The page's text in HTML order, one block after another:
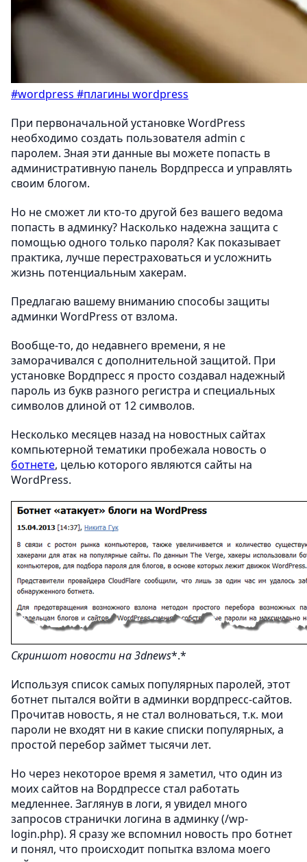
#wordpress #плагины wordpress
При первоначальной установке WordPress
необходимо создать пользователя admin с
паролем. Зная эти данные вы можете попасть в
административную панель Вордпресса и управлять
своим блогом.
Но не сможет ли кто-то другой без вашего ведома
попасть в админку? Насколько надежна защита с
помощью одного только пароля? Как показывает
практика, лучше перестраховаться и усложнить
жизнь потенциальным хакерам.
Предлагаю вашему вниманию способы защиты
админки WordPress от взлома.
Вообще-то, до недавнего времени, я не
заморачивался с дополнительной защитой. При
установке Вордпресс я просто создавал надежный
пароль из букв разного регистра и специальных
символов длиной от 12 символов.
Несколько месяцев назад на новостных сайтах
компьютерной тематики пробежала новость о
ботнете, целью которого являются сайты на
WordPress.
Скриншот новости на3dnews*.*
Используя список самых популярных паролей, этот
ботнет пытался войти в админки вордпресс-сайтов.
Прочитав новость, я не стал волноваться, т.к. мои
пароли не входят ни в какие списки популярных, а
простой перебор займет тысячи лет.
Но через некоторое время я заметил, что один из
моих сайтов на Вордпрессе стал работать
медленнее. Заглянув в логи, я увидел много
запросов странички логина в админку (/wp-
login.php). Я сразу же вспомнил новость про ботнет
и понял, что происходит попытка взлома моего